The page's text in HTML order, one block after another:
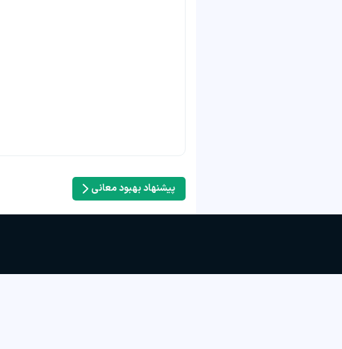
پیشنهاد بهبود معانی